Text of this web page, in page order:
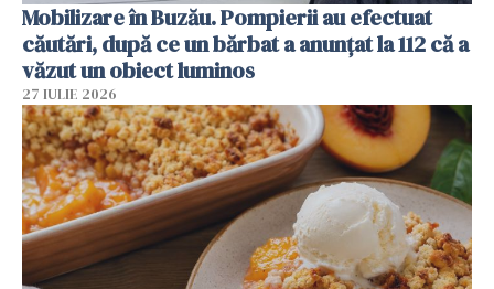
Mobilizare în Buzău. Pompierii au efectuat
căutări, după ce un bărbat a anunțat la 112 că a
văzut un obiect luminos
27 IULIE 2026